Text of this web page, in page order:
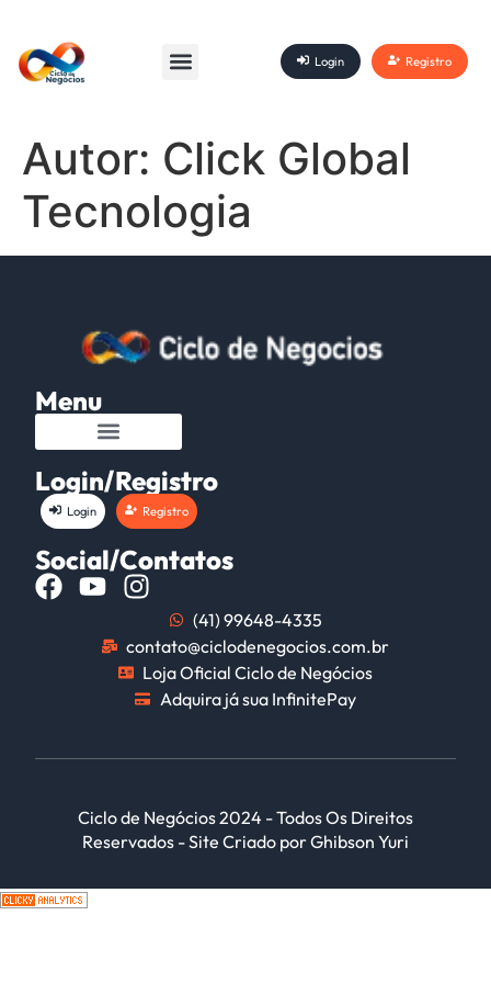
Login Registro
Autor: Click Global
Tecnologia
Menu
Login/Registro
Login Registro
Social/Contatos
(41) 99648-4335
contato@ciclodenegocios.com.br
Loja Oficial Ciclo de Negócios
Adquira já sua InfinitePay
Ciclo de Negócios 2024 - Todos Os Direitos
Reservados - Site Criado por Ghibson Yuri